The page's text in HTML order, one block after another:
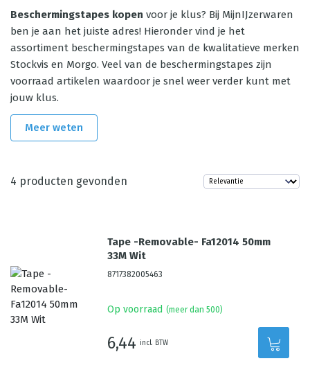
Beschermingstapes kopen voor je klus? Bij MijnIJzerwaren
ben je aan het juiste adres! Hieronder vind je het
assortiment beschermingstapes van de kwalitatieve merken
Stockvis en Morgo. Veel van de beschermingstapes zijn
voorraad artikelen waardoor je snel weer verder kunt met
jouw klus.
Meer weten
4 producten gevonden
Tape -Removable- Fa12014 50mm
33M Wit
8717382005463
Op voorraad (meer dan 500)
6,44 incl. BTW